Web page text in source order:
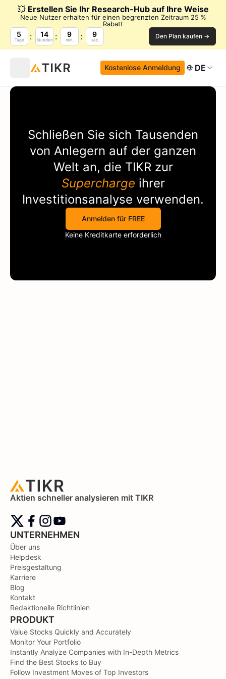
💥 Erstellen Sie Ihr Research-Hub auf Ihre Weise
Neue Nutzer erhalten für einen begrenzten Zeitraum 25 %
Rabatt
5
Tage
14
Stunden
9
min.
9
sec. Den Plan kaufen →
Kostenlose Anmeldung DE
Schließen Sie sich Tausenden
von Anlegern auf der ganzen
Welt an, die TIKRzur
Supercharge ihrer
Investitionsanalyse verwenden.
Anmelden für FREE
Keine Kreditkarte erforderlich
Aktien schneller analysieren mit TIKR
UNTERNEHMEN
Über uns
Helpdesk
Preisgestaltung
Karriere
Blog
Kontakt
Redaktionelle Richtlinien
PRODUKT
Value Stocks Quickly and Accurately
Monitor Your Portfolio
Instantly Analyze Companies with In-Depth Metrics
Find the Best Stocks to Buy
Follow Investment Moves of Top Investors